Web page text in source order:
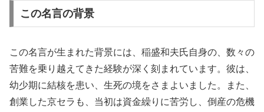
この名言の背景
この名言が生まれた背景には、稲盛和夫氏自身の、数々の
苦難を乗り越えてきた経験が深く刻まれています。彼は、
幼少期に結核を患い、生死の境をさまよいました。また、
創業した京セラも、当初は資金繰りに苦労し、倒産の危機